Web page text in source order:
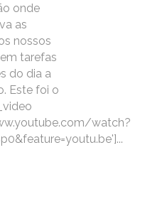
onde
as
nossos
tarefas
do dia a
Este foi o
watch?